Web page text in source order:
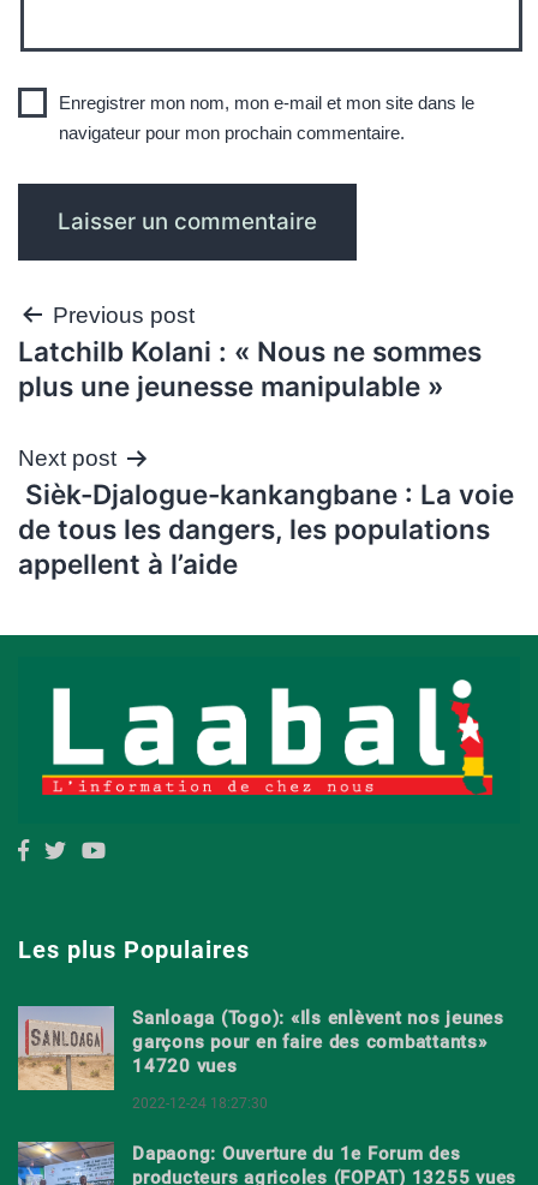
Enregistrer mon nom, mon e-mail et mon site dans le
navigateur pour mon prochain commentaire.
Navigation
de
Previous post
Latchilb Kolani : « Nous ne sommes
plus une jeunesse manipulable »
Next post
Sièk-Djalogue-kankangbane : La voie
de tous les dangers, les populations
appellent à l’aide
Les plus Populaires
Sanloaga (Togo): «Ils enlèvent nos jeunes
garçons pour en faire des combattants»
14720 vues
2022-12-24 18:27:30
Dapaong: Ouverture du 1e Forum des
producteurs agricoles (FOPAT) 13255 vues